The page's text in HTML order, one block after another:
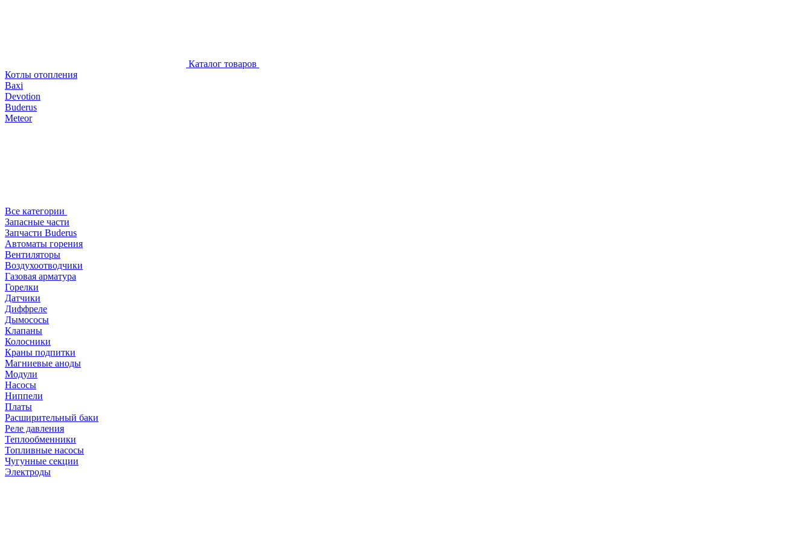
Каталог товаров
Котлы отопления
Baxi
Devotion
Buderus
Meteor
Все категории
Запасные части
Запчасти Buderus
Автоматы горения
Вентиляторы
Воздухоотводчики
Газовая арматура
Горелки
Датчики
Диффреле
Дымососы
Клапаны
Колосники
Краны подпитки
Магниевые аноды
Модули
Насосы
Ниппели
Платы
Расширительный баки
Реле давления
Теплообменники
Топливные насосы
Чугунные секции
Электроды